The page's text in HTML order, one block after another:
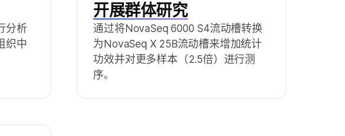
分析
织中
开展群体研究
通过将NovaSeq 6000 S4流动槽转换
为NovaSeq X 25B流动槽来增加统计
功效并对更多样本（2.5倍）进行测
序。